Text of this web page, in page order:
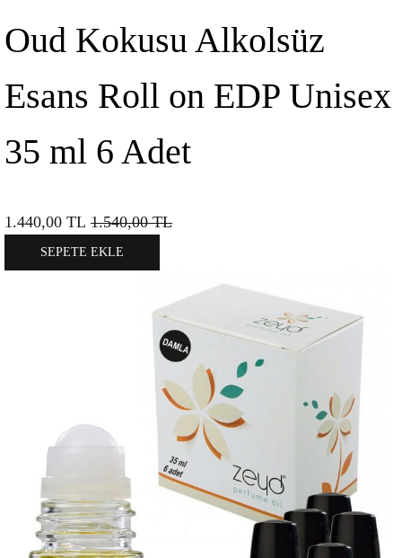
Oud Kokusu Alkolsüz
Esans Roll on EDP Unisex
35 ml 6 Adet
1.440,00 TL 1.540,00TL
SEPETE EKLE